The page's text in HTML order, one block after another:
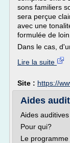
sons familiers
sera perçue
avec une
formulée de
Dans le cas,
Lire la suite
Site : https://
Aides
Aides auditives
Pour qui?
Le